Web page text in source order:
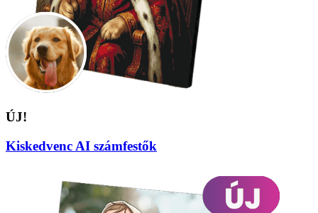
ÚJ!
Kiskedvenc AI számfestők